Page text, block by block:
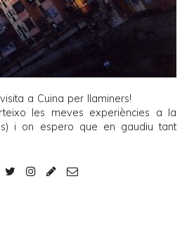
a Cuina per llaminers!
les meves experiències a la
i on espero que en gaudiu tant